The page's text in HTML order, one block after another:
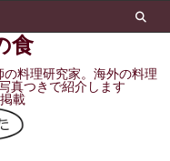
食
料理研究家。海外の料理
真つきで紹介します
載